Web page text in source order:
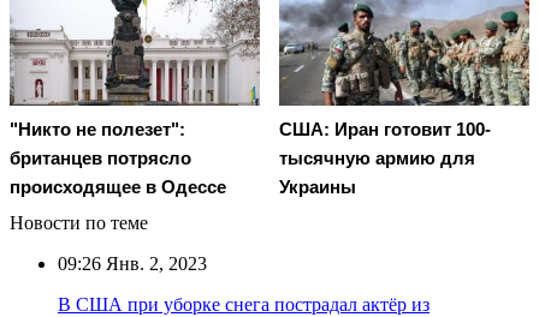
"Никто не полезет":
британцев потрясло
происходящее в Одессе
США: Иран готовит 100-
тысячную армию для
Украины
Новости по теме
09:26 Янв. 2, 2023
В США при уборке снега пострадал актёр из